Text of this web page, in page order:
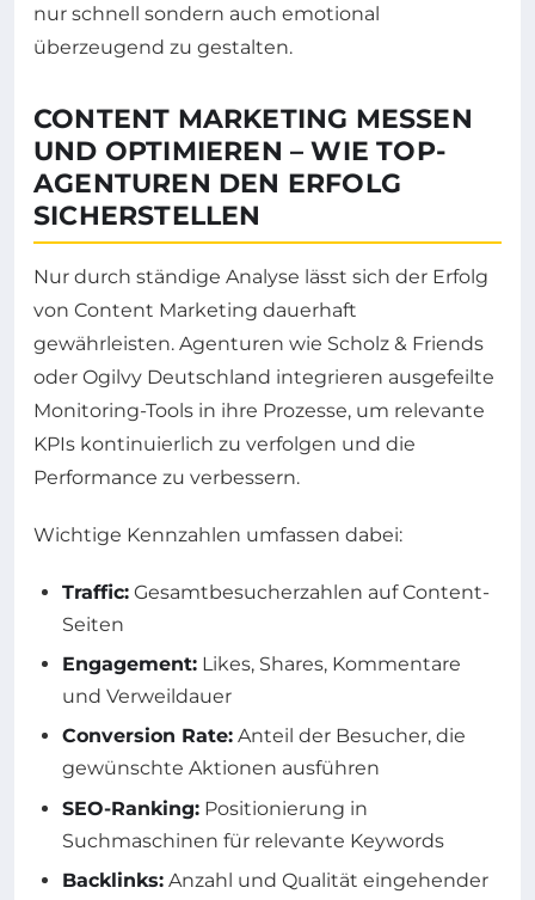
nur schnell sondern auch emotional
überzeugend zu gestalten.
CONTENT MARKETING MESSEN
UND OPTIMIEREN – WIE TOP-
AGENTUREN DEN ERFOLG
SICHERSTELLEN
Nur durch ständige Analyse lässt sich der Erfolg
von Content Marketing dauerhaft
gewährleisten. Agenturen wie Scholz & Friends
oder Ogilvy Deutschland integrieren ausgefeilte
Monitoring-Tools in ihre Prozesse, um relevante
KPIs kontinuierlich zu verfolgen und die
Performance zu verbessern.
Wichtige Kennzahlen umfassen dabei:
Traffic: Gesamtbesucherzahlen auf Content-
Seiten
Engagement: Likes, Shares, Kommentare
und Verweildauer
Conversion Rate: Anteil der Besucher, die
gewünschte Aktionen ausführen
SEO-Ranking: Positionierung in
Suchmaschinen für relevante Keywords
Backlinks: Anzahl und Qualität eingehender